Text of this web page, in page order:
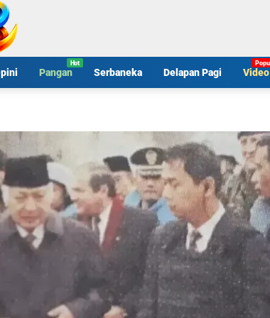
Pangan Serbaneka Delapan Pagi Video